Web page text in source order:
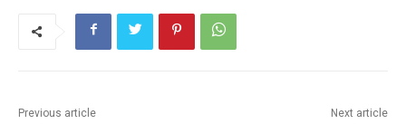
Previous article Next article